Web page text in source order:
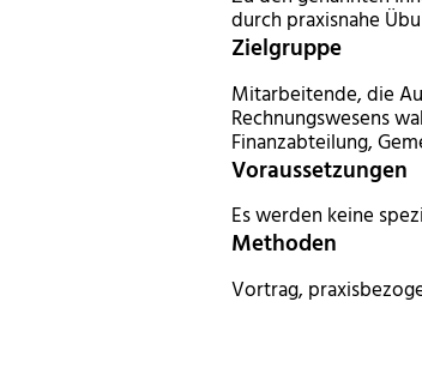
durch praxisnahe
Zielgruppe
Mitarbeitende, die
Rechnungswesens
Finanzabteilung,
Voraussetzungen
Es werden keine
Methoden
Vortrag,